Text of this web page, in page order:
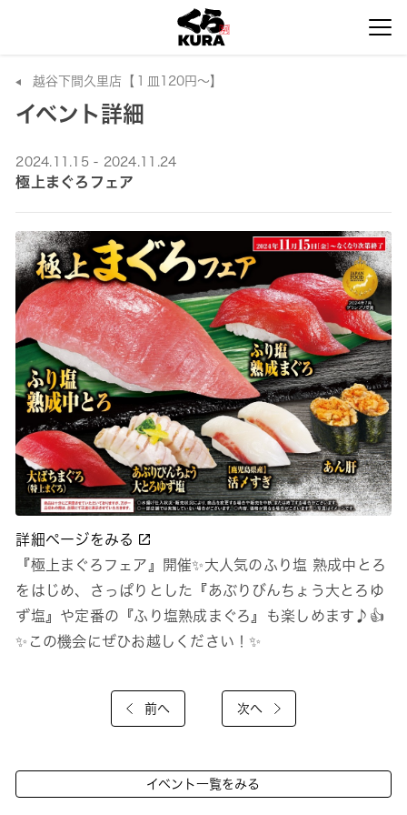
越谷下間久里店【１皿120円～】
イベント詳細
2024.11.15 - 2024.11.24
極上まぐろフェア
詳細ページをみる
『極上まぐろフェア』開催✨大人気のふり塩 熟成中とろ
をはじめ、さっぱりとした『あぶりびんちょう大とろゆ
ず塩』や定番の『ふり塩熟成まぐろ』も楽しめます♪👍
✨この機会にぜひお越しください！✨
前へ 次へ
イベント一覧をみる